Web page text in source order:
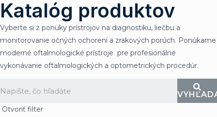
Preskočiť
na
obsah
Katalóg produktov
Vyberte si z ponuky prístrojov na diagnostiku, liečbu a
monitorovanie očných ochorení a zrakových porúch. Ponúkame
moderné oftalmologické prístroje pre profesionálne
vykonávanie oftalmologických a optometrických procedúr.
Otvoriť filter